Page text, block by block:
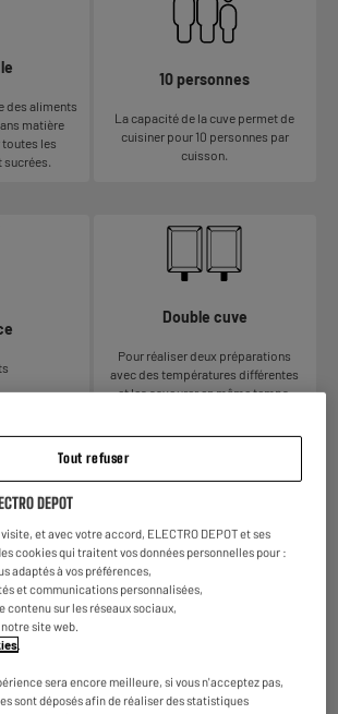
des aliments
matière
toutes les
10 personnes
La capacité de la cuve permet de
cuisiner pour 10 personnes par
cuisson.
Double cuve
Pour réaliser deux préparations
avec des températures différentes
et les savourer en même temps.
de cuisson
qu'elles
moment.
Tout refuser
DEPOT
et avec votre accord, ELECTRO DEPOT et ses
cookies qui traitent vos données personnelles pour :
adaptés à vos préférences,
et communications personnalisées,
contenu sur les réseaux sociaux,
site web.
.
sera encore meilleure, si vous n'acceptez pas,
sont déposés afin de réaliser des statistiques